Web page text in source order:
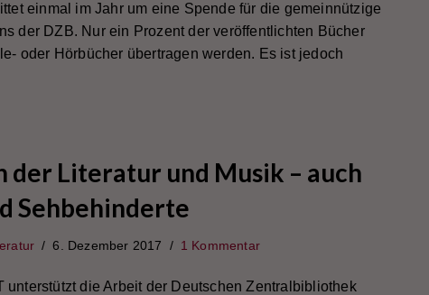
einmal im Jahr um eine Spende für die gemeinnützige
der DZB. Nur ein Prozent der veröffentlichten Bücher
oder Hörbücher übertragen werden. Es ist jedoch
der Literatur und Musik – auch
Sehbehinderte
6. Dezember 2017 1 Kommentar
unterstützt die Arbeit der Deutschen Zentralbibliothek